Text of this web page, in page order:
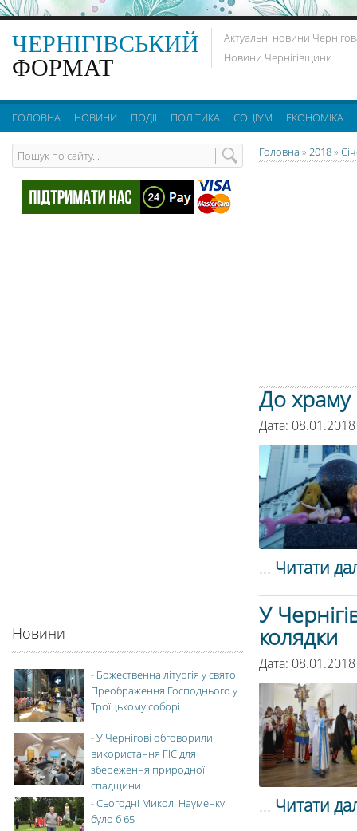
ЧЕРНІГІВСЬКИЙ
ФОРМАТ
Актуальні новини
Новини Чернігівщини
ГОЛОВНА НОВИНИ ПОДІЇ ПОЛІТИКА СОЦІУМ ЕКОНОМІКА
Головна » 2018»
До храму
Дата:
... Читати
У
колядки
Дата:
... Читати
Новини
- Божественна літургія у свято
Преображення Господнього у
Троїцькому соборі
-У Чернігові обговорили
використання ГІС для
збереження природної
спадщини
-Сьогодні Миколі Науменку
було б 65